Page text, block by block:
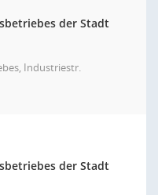
der Stadt
Industriestr.
der Stadt